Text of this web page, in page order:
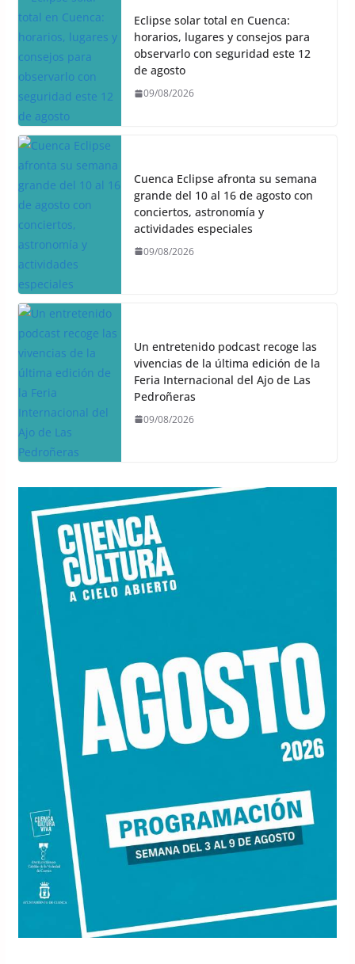
Eclipse solar total en Cuenca:
horarios, lugares y consejos para
observarlo con seguridad este 12
de agosto
09/08/2026
Cuenca Eclipse afronta su semana
grande del 10 al 16 de agosto con
conciertos, astronomía y
actividades especiales
09/08/2026
Un entretenido podcast recoge las
vivencias de la última edición de la
Feria Internacional del Ajo de Las
Pedroñeras
09/08/2026